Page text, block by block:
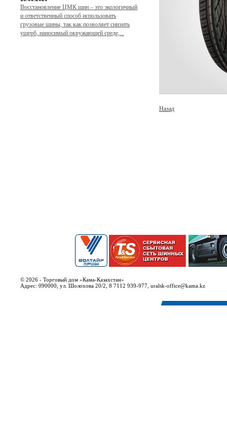
Назад
Восстановление ЦМК шин – это экологичный
и ответственный способ использовать
грузовые шины, так как позволяет снизить
ущерб, наносимый окружающей среде,...
© 2026 - Торговый дом «Кама-Казахстан»
Адрес: 090000, ул. Шолохова 20/2, 8 7112 939-977, uralsk-office@kama.kz